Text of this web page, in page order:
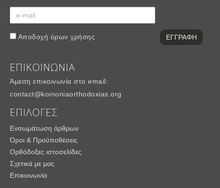
Αποδοχή όρων χρήσης
ΕΠΙΚΟΙΝΩΝΙΑ
Άμεση επικοινωνία στο email:
contact@koinoniaorthodoxias.org
ΕΠΙΛΟΓΕΣ
Ενσωμάτωση άρθρων
Όροι & Προϋποθέσεις
Ορθόδοξες ιστοσελίδες
Σχετικά με μας
Επικοινωνία